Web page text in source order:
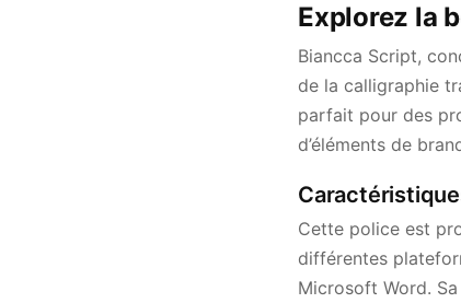
Explorez la
Biancca Script,
de la calligraphie
parfait pour des
d’éléments de
Cette police est
différentes
Microsoft Word.